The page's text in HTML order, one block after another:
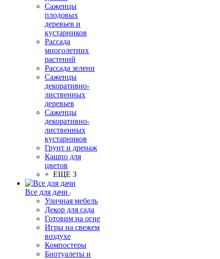
Саженцы
плодовых
деревьев и
кустарников
Рассада
многолетних
растений
Рассада зелени
Саженцы
декоративно-
лиственных
деревьев
Саженцы
декоративно-
лиственных
кустарников
Грунт и дренаж
Кашпо для
цветов
+ ЕЩЕ 3
Все для дачи
Уличная мебель
Декор для сада
Готовим на огне
Игры на свежем
воздухе
Компостеры
Биотуалеты и